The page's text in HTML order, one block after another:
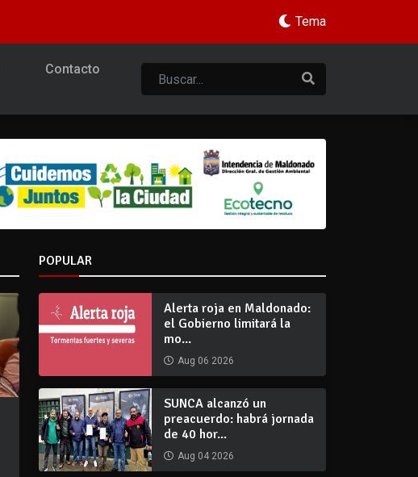
Tema
Contacto
POPULAR
Alerta roja en Maldonado:
el Gobierno limitará la
mo...
Aug 06 2026
SUNCA alcanzó un
preacuerdo: habrá jornada
de 40 hor...
Aug 04 2026